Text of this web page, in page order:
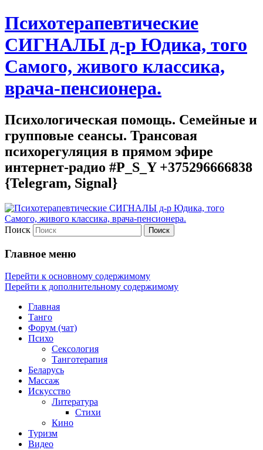
Психотерапевтические
СИГНАЛЫ д-р Юдика, того
Самого, живого классика,
врача-пенсионера.
Психологическая помощь. Семейные и
групповые сеансы. Трансовая
психорегуляция в прямом эфире
интернет-радио #P_S_Y +375296666838
{Telegram, Signal}
Поиск
Главное меню
Перейти к основному содержимому
Перейти к дополнительному содержимому
Главная
Танго
Форум (чат)
Психо
Сексология
Танготерапия
Беларусь
Массаж
Искусство
Литература
Стихи
Кино
Туризм
Видео